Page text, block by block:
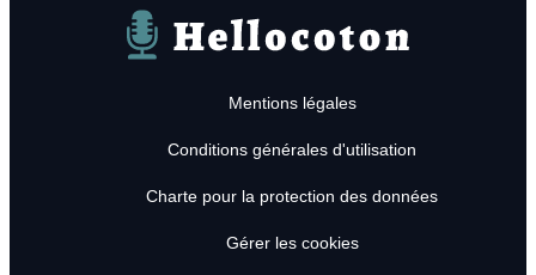
Hellocoton
Mentions légales
Conditions générales d'utilisation
Charte pour la protection des données
Gérer les cookies